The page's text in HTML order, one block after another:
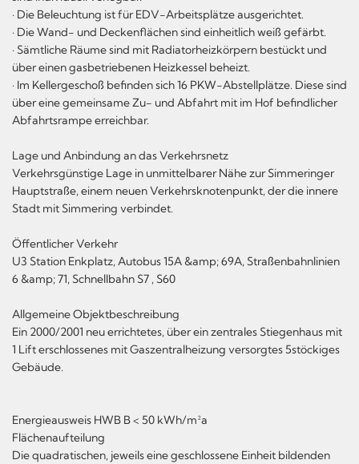
· Die Beleuchtung ist für EDV-Arbeitsplätze ausgerichtet.
· Die Wand- und Deckenflächen sind einheitlich weiß gefärbt.
· Sämtliche Räume sind mit Radiatorheizkörpern bestückt und
über einen gasbetriebenen Heizkessel beheizt.
· Im Kellergeschoß befinden sich 16 PKW-Abstellplätze. Diese sind
über eine gemeinsame Zu- und Abfahrt mit im Hof befindlicher
Abfahrtsrampe erreichbar.
Lage und Anbindung an das Verkehrsnetz
Verkehrsgünstige Lage in unmittelbarer Nähe zur Simmeringer
Hauptstraße, einem neuen Verkehrsknotenpunkt, der die innere
Stadt mit Simmering verbindet.
Öffentlicher Verkehr
U3 Station Enkplatz, Autobus 15A &amp; 69A, Straßenbahnlinien
6 &amp; 71, Schnellbahn S7 , S60
Allgemeine Objektbeschreibung
Ein 2000/2001 neu errichtetes, über ein zentrales Stiegenhaus mit
1 Lift erschlossenes mit Gaszentralheizung versorgtes 5stöckiges
Gebäude.
Energieausweis HWB B < 50 kWh/m²a
Flächenaufteilung
Die quadratischen, jeweils eine geschlossene Einheit bildenden